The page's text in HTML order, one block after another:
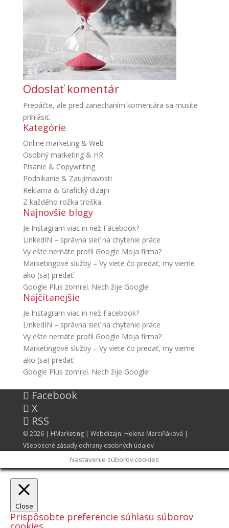
Odoslať komentár
Prepáčte, ale pred zanechaním komentára sa musíte
prihlásiť.
Kategórie
Online marketing & Web
Osobný marketing & HR
Písanie & Copywriting
Podnikanie & Zaujímavosti
Reklama & Grafický dizajn
Z každého rožka troška
Najnovšie blogy
Je Instagram viac in než Facebook?
LinkedIN – správna sieť na chytenie práce
Vy ešte nemáte profil Google Moja firma?
Marketingové služby – Vy viete čo predať, my vieme
ako (sa) predať.
Google Plus zomrel. Nech žije Google!
Najčítanejšie
Je Instagram viac in než Facebook?
LinkedIN – správna sieť na chytenie práce
Vy ešte nemáte profil Google Moja firma?
Marketingové služby – Vy viete čo predať, my vieme
ako (sa) predať.
Google Plus zomrel. Nech žije Google!
Facebook
X
RSS
© 2026 | HMarketing| Webdizajn: Helena Marciňáková |
Všeobecné zásady ochrany osobných údajov
Nastavenie súborov cookies
Close
Prispôsobte preferencie súhlasu súborov